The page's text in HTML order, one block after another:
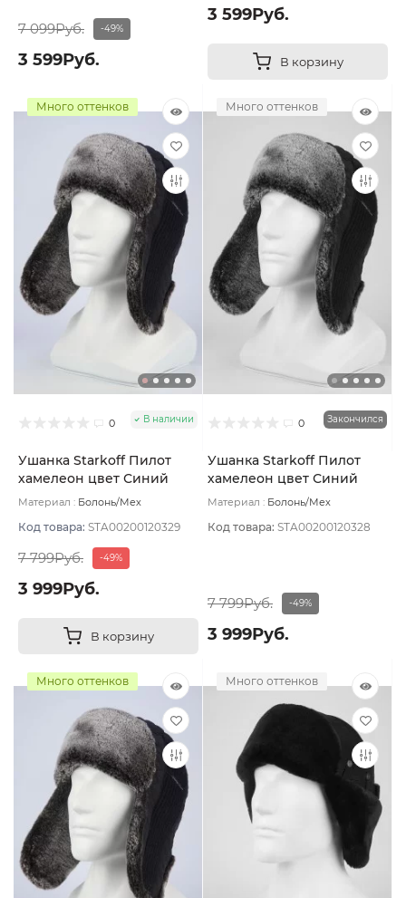
7 099Руб. -49%
3 599Руб.
3 599Руб.
В корзину
Много оттенков
0 В наличии
Ушанка Starkoff Пилот
хамелеон цвет Синий
размер 58
Материал : Болонь/Мех
Код товара: STA00200120329
7 799Руб. -49%
3 999Руб.
В корзину
Много оттенков
0 Закончился
Ушанка Starkoff Пилот
хамелеон цвет Синий
размер 57
Материал : Болонь/Мех
Код товара: STA00200120328
7 799Руб. -49%
3 999Руб.
Много оттенков Много оттенков